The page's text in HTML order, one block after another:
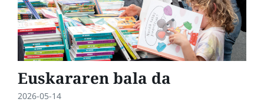
Euskararen bala da
2026-05-14